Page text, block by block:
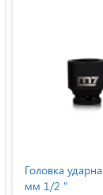
Головка
мм 1/2 "